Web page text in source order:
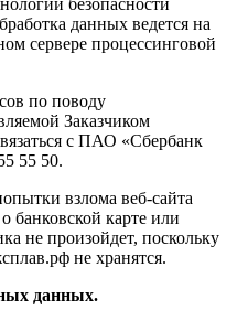
данных ведется на
сервере процессинговой
по поводу
Заказчиком
с ПАО «Сбербанк
55 50.
взлома веб-сайта
банковской карте или
не произойдет, поскольку
не хранятся.
данных.